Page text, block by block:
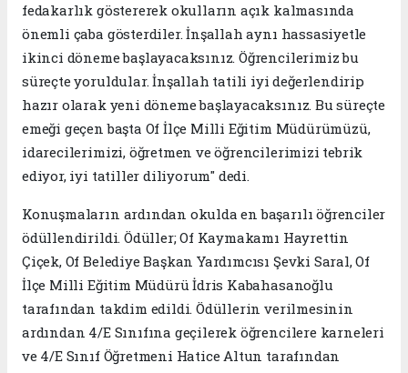
fedakarlık göstererek okulların açık kalmasında
önemli çaba gösterdiler. İnşallah aynı hassasiyetle
ikinci döneme başlayacaksınız. Öğrencilerimiz bu
süreçte yoruldular. İnşallah tatili iyi değerlendirip
hazır olarak yeni döneme başlayacaksınız. Bu süreçte
emeği geçen başta Of İlçe Milli Eğitim Müdürümüzü,
idarecilerimizi, öğretmen ve öğrencilerimizi tebrik
ediyor, iyi tatiller diliyorum" dedi.
Konuşmaların ardından okulda en başarılı öğrenciler
ödüllendirildi. Ödüller; Of Kaymakamı Hayrettin
Çiçek, Of Belediye Başkan Yardımcısı Şevki Saral, Of
İlçe Milli Eğitim Müdürü İdris Kabahasanoğlu
tarafından takdim edildi. Ödüllerin verilmesinin
ardından 4/E Sınıfına geçilerek öğrencilere karneleri
ve 4/E Sınıf Öğretmeni Hatice Altun tarafından